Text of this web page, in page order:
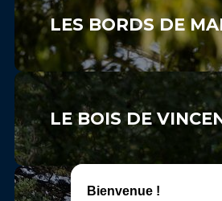
LES BORDS DE
LE BOIS DE